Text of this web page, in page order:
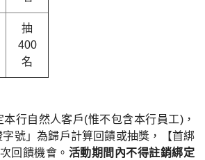
抽
400
名
行自然人客戶(惟不包含本行員工)，
號」為歸戶計算回饋或抽獎，【首綁
回饋機會。 活動期間內不得註銷綁定